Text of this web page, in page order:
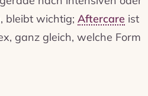
bleibt wichtig; Aftercare ist
ganz gleich, welche Form